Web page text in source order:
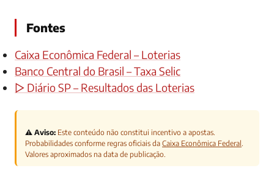
Fontes
Caixa Econômica Federal – Loterias
Banco Central do Brasil – Taxa Selic
▷ Diário SP – Resultados das Loterias
⚠️ Aviso: Este conteúdo não constitui incentivo a apostas.
Probabilidades conforme regras oficiais da Caixa Econômica Federal.
Valores aproximados na data de publicação.